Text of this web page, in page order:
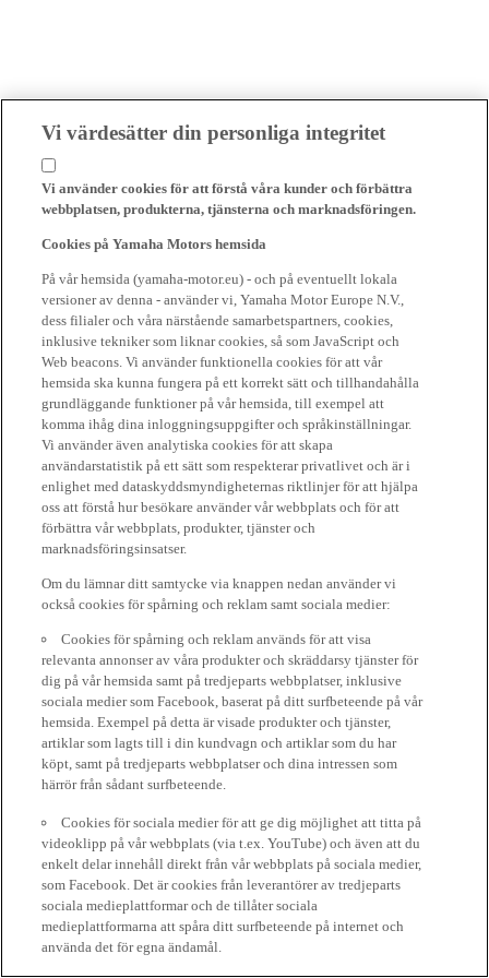
Vi värdesätter din personliga integritet
Vi använder cookies för att förstå våra kunder och förbättra
webbplatsen, produkterna, tjänsterna och marknadsföringen.
Cookies på Yamaha Motors hemsida
På vår hemsida (yamaha-motor.eu) - och på eventuellt lokala
versioner av denna - använder vi, Yamaha Motor Europe N.V.,
dess filialer och våra närstående samarbetspartners, cookies,
inklusive tekniker som liknar cookies, så som JavaScript och
Web beacons. Vi använder funktionella cookies för att vår
hemsida ska kunna fungera på ett korrekt sätt och tillhandahålla
grundläggande funktioner på vår hemsida, till exempel att
komma ihåg dina inloggningsuppgifter och språkinställningar.
Vi använder även analytiska cookies för att skapa
användarstatistik på ett sätt som respekterar privatlivet och är i
enlighet med dataskyddsmyndigheternas riktlinjer för att hjälpa
oss att förstå hur besökare använder vår webbplats och för att
förbättra vår webbplats, produkter, tjänster och
marknadsföringsinsatser.
Om du lämnar ditt samtycke via knappen nedan använder vi
också cookies för spårning och reklam samt sociala medier:
Cookies för spårning och reklam används för att visa
relevanta annonser av våra produkter och skräddarsy tjänster för
dig på vår hemsida samt på tredjeparts webbplatser, inklusive
sociala medier som Facebook, baserat på ditt surfbeteende på vår
hemsida. Exempel på detta är visade produkter och tjänster,
artiklar som lagts till i din kundvagn och artiklar som du har
köpt, samt på tredjeparts webbplatser och dina intressen som
härrör från sådant surfbeteende.
Cookies för sociala medier för att ge dig möjlighet att titta på
videoklipp på vår webbplats (via t.ex. YouTube) och även att du
enkelt delar innehåll direkt från vår webbplats på sociala medier,
som Facebook. Det är cookies från leverantörer av tredjeparts
sociala medieplattformar och de tillåter sociala
medieplattformarna att spåra ditt surfbeteende på internet och
använda det för egna ändamål.